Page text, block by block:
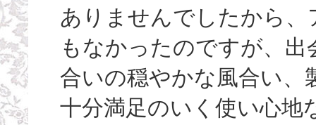
ありませんでしたから
もなかったのですが、
合いの穏やかな風合い、
十分満足のいく使い心地